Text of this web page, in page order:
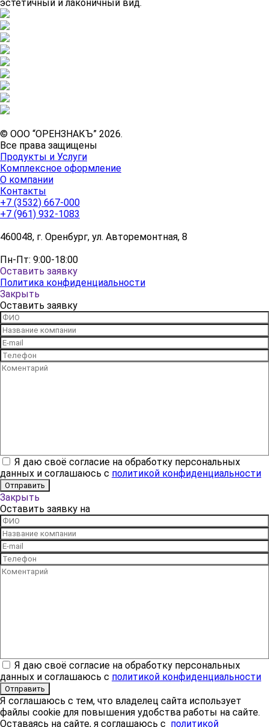
эстетичный и лаконичный вид.
© ООО “ОРЕНЗНАКЪ” 2026.
Все права защищены
Продукты и Услуги
Комплексное оформление
О компании
Контакты
+7 (3532) 667-000
+7 (961) 932-1083
460048, г. Оренбург, ул. Авторемонтная, 8
Пн-Пт: 9:00-18:00
Оставить заявку
Политика конфиденциальности
Закрыть
Оставить заявку
Я даю своё согласие на обработку персональных
данных и соглашаюсь с политикой конфиденциальности
Закрыть
Оставить заявку на
Я даю своё согласие на обработку персональных
данных и соглашаюсь с политикой конфиденциальности
Я соглашаюсь с тем, что владелец сайта использует
файлы cookie для повышения удобства работы на сайте.
Оставаясь на сайте, я соглашаюсь с политикой